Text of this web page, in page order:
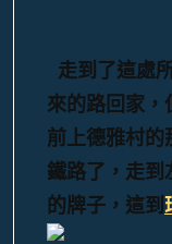
走到了這處
來的路回家，
前上德雅村的
鐵路了，走到
的牌子，這到